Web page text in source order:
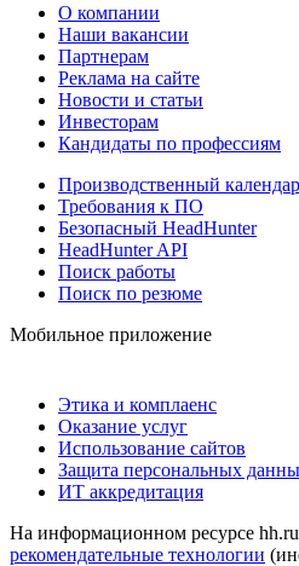
О компании
Наши вакансии
Партнерам
Реклама на сайте
Новости и статьи
Инвесторам
Кандидаты по профессиям
Производственный
Требования к ПО
Безопасный HeadHunter
HeadHunter API
Поиск работы
Поиск по резюме
Мобильное приложение
Этика и комплаенс
Оказание услуг
Использование сайтов
Защита персональных
ИТ аккредитация
На информационном ресурсе hh.ru
рекомендательные технологии